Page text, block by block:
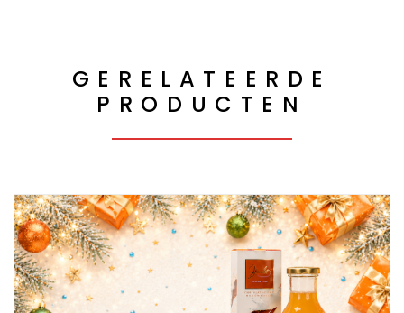
GERELATEERDE
PRODUCTEN